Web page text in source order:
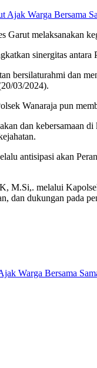
Garut melaksanakan
sinergitas
bersilaturahmi dan
03/2024).
Wanaraja pun
dan kebersamaan
antisipasi akan
melalui
dan dukungan pada
Warga Bersama